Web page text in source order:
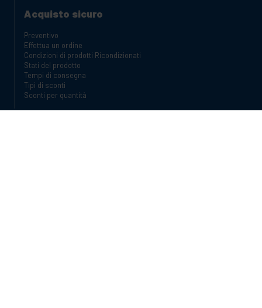
Acquisto sicuro
Preventivo
Effettua un ordine
Condizioni di prodotti Ricondizionati
Stati del prodotto
Tempi di consegna
Tipi di sconti
Sconti per quantità